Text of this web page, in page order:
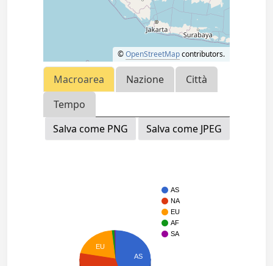
©OpenStreetMapcontributors.
Macroarea Nazione
Città
Tempo
Salva come PNG
Salva come JPEG
AS
NA
EU
AF
SA
AS
EU